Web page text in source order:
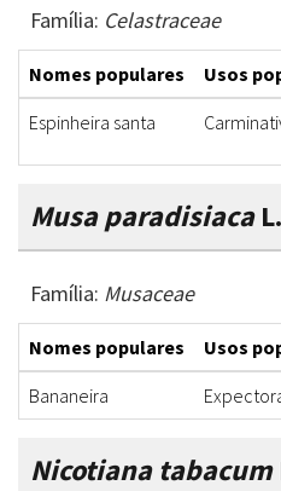
Família: Celastraceae
Nomes populares Usos
Espinheira santa
Musa paradisiacaL.
Família: Musaceae
Nomes populares Usos
Bananeira
Nicotiana tabacum